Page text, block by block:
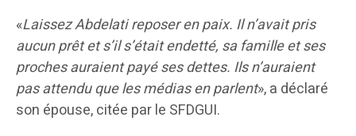
«Laissez Abdelati reposer en paix. Il n’avait pris
aucun prêt et s’il s’était endetté, sa famille et ses
proches auraient payé ses dettes. Ils n’auraient
pas attendu que les médias en parlent», a déclaré
son épouse, citée par le SFDGUI.